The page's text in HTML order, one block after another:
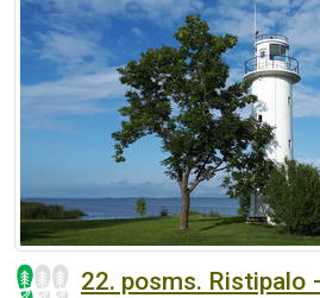
22. posms. Ristipalo